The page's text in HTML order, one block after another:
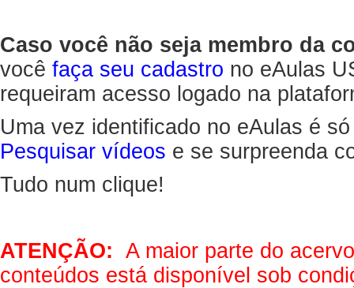
Caso você não seja membro da
você faça seu cadastro no eAulas
requeiram acesso logado na
Uma vez identificado no eAulas é
Pesquisar vídeos e se surpreenda
Tudo num clique!
ATENÇÃO: A maior parte do
conteúdos está disponível sob